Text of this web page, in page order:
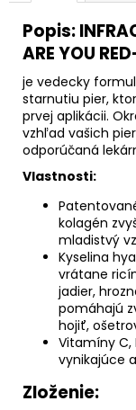
Popis:
ARE YOU
je vedecky
starnutiu pier,
prvej aplikácii.
vzhľad vašich
odporúčaná
Vlastnosti:
kolagén
mladistvý
Kyselina
vrátane
jadier,
pomáhajú
hojiť,
Vitamíny C,
vynikajúce
Zloženie: